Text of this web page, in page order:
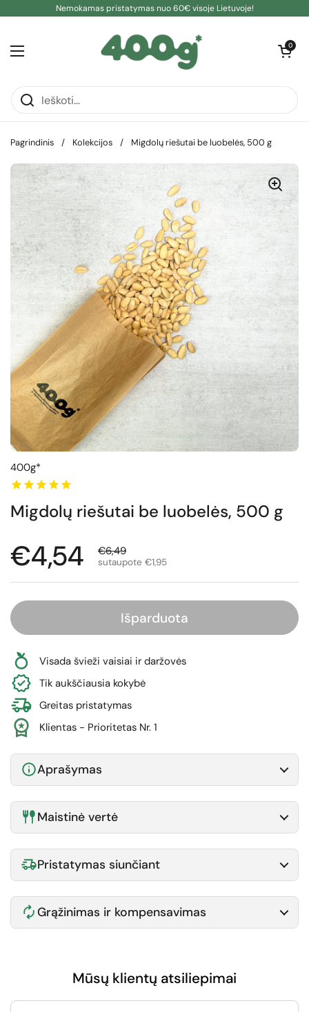
Pereiti prie turinioNemokamas pristatymas nuo 60€ visoje Lietuvoje!
Atidaryti meniu
Atidaryti
0
Pagrindinis / Kolekcijos / Migdolų riešutai be luobelės, 500 g
400g*
Migdolų riešutai be luobelės, 500 g
Normali kaina
€4,54 Išpardavimo kaina
€6,49
sutaupote €1,95
Išparduota
Visada švieži vaisiai ir daržovės
Tik aukščiausia kokybė
Greitas pristatymas
Klientas - Prioritetas Nr. 1
Aprašymas
Maistinė vertė
Pristatymas siunčiant
Grąžinimas ir kompensavimas
Mūsų klientų atsiliepimai